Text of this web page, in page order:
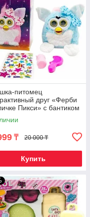
питомец
друг «Ферби
Пикси» с бантиком
(Голубой)
₸ 20 000 ₸
Купить